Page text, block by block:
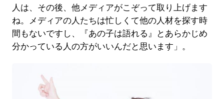
人は、その後、他メディアがこぞって取り上げます
ね。メディアの人たちは忙しくて他の人材を探す時
間もないですし、『あの子は語れる』とあらかじめ
分かっている人の方がいいんだと思います」。